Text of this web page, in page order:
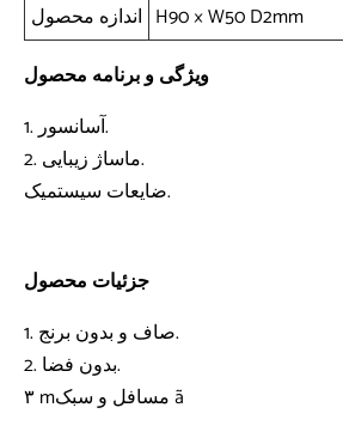
اندازه محصول H90 × W50 D2mm
ویژگی و برنامه محصول
1. آسانسور.
2. ماساژ زیبایی.
ضایعات سیستمیک.
جزئیات محصول
1. صاف و بدون برنج.
2. بدون فضا.
۳ mمسافل و سبک ã